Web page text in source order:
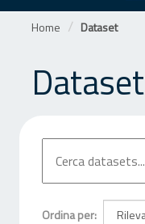
Home Dataset
Dataset
Ordina per